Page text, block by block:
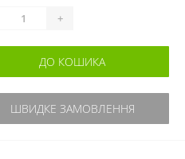
+
ДО КОШИКА
ШВИДКЕ ЗАМОВЛЕННЯ